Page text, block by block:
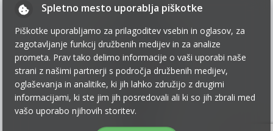
Kontakt
Pogoji uporabe
Pogoji poslovanja
Zasebnost
Spletno mesto uporablja piškotke
Piškotke uporabljamo za prilagoditev vsebin in oglasov, za
zagotavljanje funkcij družbenih medijev in za analize
prometa. Prav tako delimo informacije o vaši uporabi naše
strani z našimi partnerji s področja družbenih medijev,
oglaševanja in analitike, ki jih lahko združijo z drugimi
informacijami, ki ste jim jih posredovali ali ki so jih zbrali med
vašo uporabo njihovih storitev.